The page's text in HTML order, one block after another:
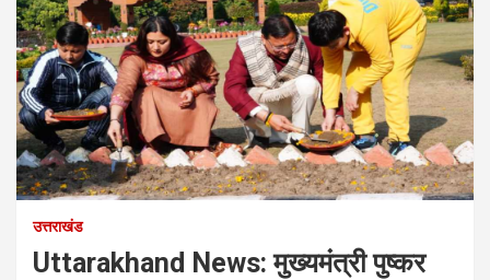
उत्तराखंड
Uttarakhand News: मुख्यमंत्री पुष्कर